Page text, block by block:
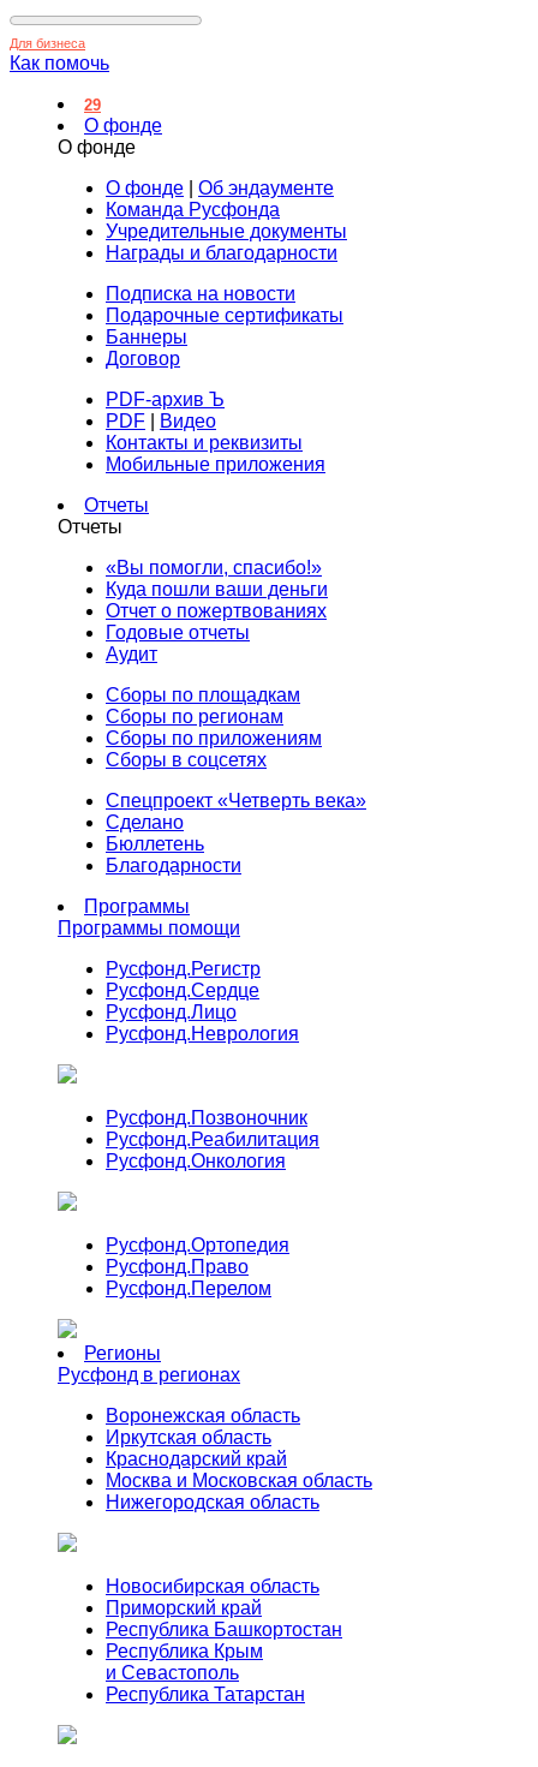
Для бизнеса
Как помочь
29
О фонде
О фонде
О фонде
Об эндаументе
Команда Русфонда
Учредительные документы
Награды и благодарности
Подписка на новости
Подарочные сертификаты
Баннеры
Договор
PDF-архив Ъ
PDF
Видео
Контакты и реквизиты
Мобильные приложения
Отчеты
Отчеты
«Вы помогли, спасибо!»
Куда пошли ваши деньги
Отчет о пожертвованиях
Годовые отчеты
Аудит
Сборы по площадкам
Сборы по регионам
Сборы по приложениям
Сборы в соцсетях
Спецпроект «Четверть века»
Сделано
Бюллетень
Благодарности
Программы
Программы помощи
Русфонд.Регистр
Русфонд.Сердце
Русфонд.Лицо
Русфонд.Неврология
Русфонд.Позвоночник
Русфонд.Реабилитация
Русфонд.Онкология
Русфонд.Ортопедия
Русфонд.Право
Русфонд.Перелом
Регионы
Русфонд в регионах
Воронежская область
Иркутская область
Краснодарский край
Москва и Московская область
Нижегородская область
Новосибирская область
Приморский край
Республика Башкортостан
Республика Крым
и Севастополь
Республика Татарстан